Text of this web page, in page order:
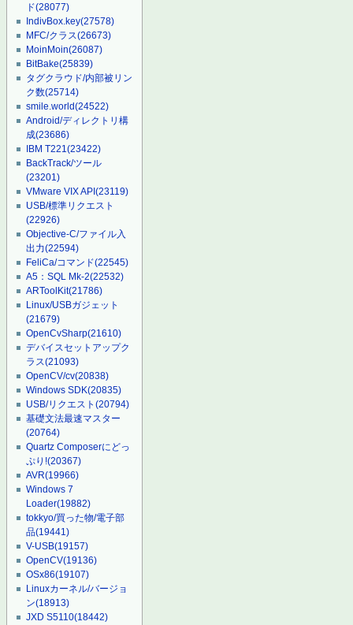
ド(28077)
IndivBox.key(27578)
MFC/クラス(26673)
MoinMoin(26087)
BitBake(25839)
タグクラウド/内部被リン
ク数(25714)
smile.world(24522)
Android/ディレクトリ構
成(23686)
IBM T221(23422)
BackTrack/ツール
(23201)
VMware VIX API(23119)
USB/標準リクエスト
(22926)
Objective-C/ファイル入
出力(22594)
FeliCa/コマンド(22545)
A5：SQL Mk-2(22532)
ARToolKit(21786)
Linux/USBガジェット
(21679)
OpenCvSharp(21610)
デバイスセットアップク
ラス(21093)
OpenCV/cv(20838)
Windows SDK(20835)
USB/リクエスト(20794)
基礎文法最速マスター
(20764)
Quartz Composerにどっ
ぷり!(20367)
AVR(19966)
Windows 7
Loader(19882)
tokkyo/買った物/電子部
品(19441)
V-USB(19157)
OpenCV(19136)
OSx86(19107)
Linuxカーネル/バージョ
ン(18913)
JXD S5110(18442)